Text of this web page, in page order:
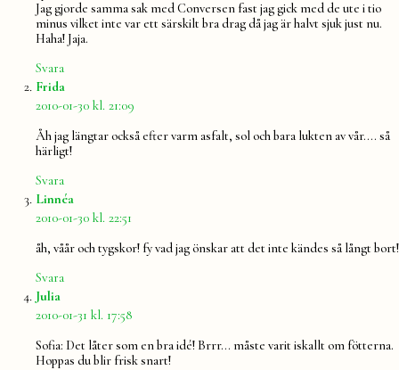
Jag gjorde samma sak med Conversen fast jag gick med de ute i tio
minus vilket inte var ett särskilt bra drag då jag är halvt sjuk just nu.
Haha! Jaja.
Svara
Frida
2010-01-30 kl. 21:09
Åh jag längtar också efter varm asfalt, sol och bara lukten av vår…. så
härligt!
Svara
Linnéa
2010-01-30 kl. 22:51
åh, våår och tygskor! fy vad jag önskar att det inte kändes så långt bort!
Svara
Julia
2010-01-31 kl. 17:58
Sofia: Det låter som en bra idé! Brrr… måste varit iskallt om fötterna.
Hoppas du blir frisk snart!